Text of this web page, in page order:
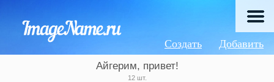
Добавить
Создать
Айгерим, привет!
12 шт.